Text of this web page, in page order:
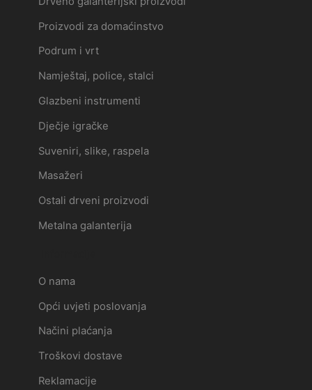
Proizvodi za domaćinstvo
Podrum i vrt
Namještaj, police, stalci
Glazbeni instrumenti
Dječje igračke
Suveniri, slike, raspela
Masažeri
Ostali drveni proizvodi
Metalna galanterija
O nama
Opći uvjeti poslovanja
Načini plaćanja
Troškovi dostave
Reklamacije